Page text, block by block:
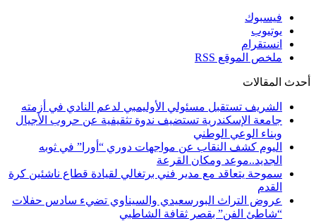
فيسبوك
يوتيوب
انستقرام
ملخص الموقع RSS
أحدث المقالات
الشريف تستقبل مسئولي الأوليمبي لدعم النادي في أزمته
جامعة الإسكندرية تستضيف ندوة تثقيفية عن حروب الأجيال
وبناء الوعي الوطني
اليوم كشف النقاب عن مواجهات دوري “أورا” في ثوبه
الجديد..موعد ومكان القرعة
سموحة يتعاقد مع مدير فني برتغالي لقيادة قطاع ناشئين كرة
القدم
عروض التراث البورسعيدي والسيناوي تضيء سادس حفلات
“شاطئ الفن” بقصر ثقافة الشاطبي